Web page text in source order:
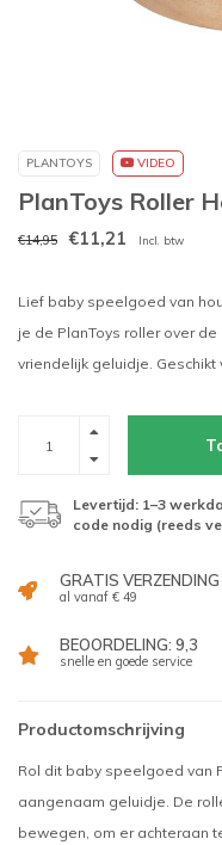
PLANTOYS VIDEO
PlanToys Roller
€14,95 €11,21 Incl. btw
Lief baby speelgoed van
je de PlanToys roller over
vriendelijk geluidje. Geschikt
Levertijd: 1–3
code nodig (reeds
GRATIS VERZENDING
al vanaf € 49
BEOORDELING: 9,3
snelle en goede service
Productomschrijving
Rol dit baby speelgoed van
aangenaam geluidje. De
bewegen, om er achteraan